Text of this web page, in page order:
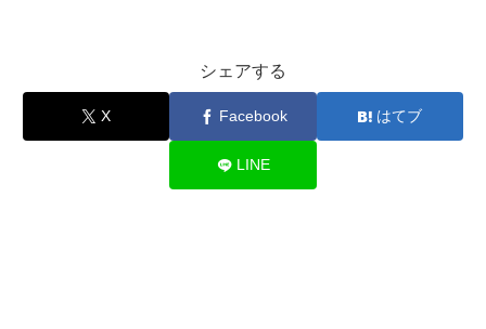
シェアする
X Facebook はてブ
LINE